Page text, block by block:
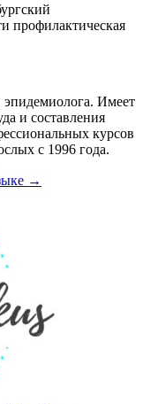
профилактическая
Имеет
и составления
курсов
с 1996 года.
→